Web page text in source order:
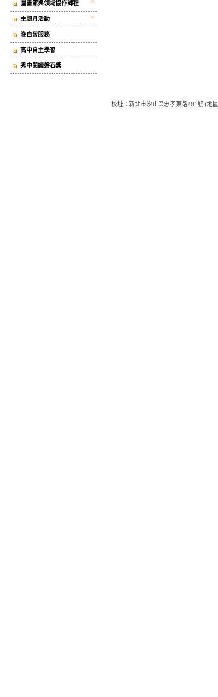
圖書館與領域協作課程
主題月活動
晚自習服務
高中自主學習
秀中閱讀磐石獎
校址：新北市汐止區忠孝東路201號 (